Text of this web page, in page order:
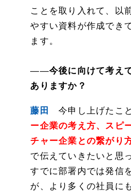
ことを取り入れて、以
やすい資料が作成でき
ます。
――今後に向けて考え
ありますか？
藤田 今申し上げたこ
ー企業の考え方、スピ
チャー企業との繋がり
で伝えていきたいと思
すでに部署内では発信
が、より多くの社員に